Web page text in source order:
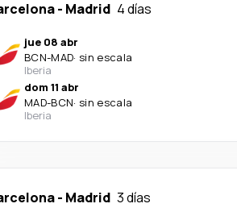
- Madrid 4 días
jue 08 abr
BCN-MAD· sin escala
Iberia
dom 11 abr
MAD-BCN· sin escala
Iberia
- Madrid 3 días